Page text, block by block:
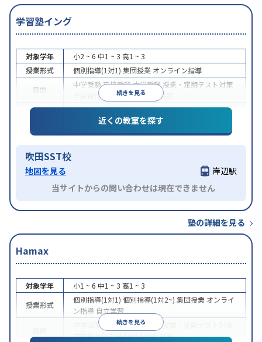
学習塾イング
続きを見る
対象学年 小2 ~ 6 中1 ~ 3 高1 ~ 3
授業形式
個別指導(1対1) 集団授業 オンライン指導
目的
中学受験高校受験大学受験 授業・定期テスト対策
学習習慣の定着科目別特化対策
授業の振替可能学習にPC・タブレットを利用オン
ライン対応1科目から受講可能
近くの教室を探す
吹田SST校
地図を見る
岸辺駅
当サイトからの問い合わせは現在できません
塾の詳細を見る
Hamax
続きを見る
対象学年 小1 ~ 6 中1 ~ 3 高1 ~ 3
授業形式
個別指導(1対1) 個別指導(1対2~) 集団授業 オンライ
ン指導 自立学習
中学受験 高校受験大学受験
授業・定期テスト対策
学校別特化対策科目別特化対策